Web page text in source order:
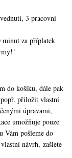
3 pracovní
minut za příplatek
do košíku, dále pak
popř. přiložit vlastní
úpravami,
umožňuje pouze
Vám pošleme do
návrh, zašlete